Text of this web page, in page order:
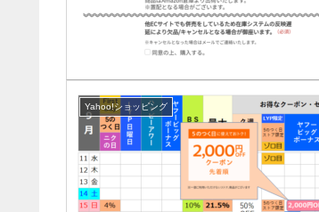
Yahoo!ショッピング